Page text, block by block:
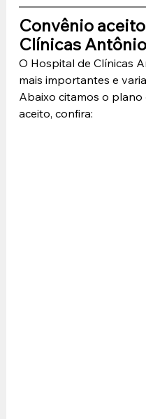
Convênio
Clínicas
O Hospital de Clínicas
mais importantes e
Abaixo citamos o
aceito, confira: